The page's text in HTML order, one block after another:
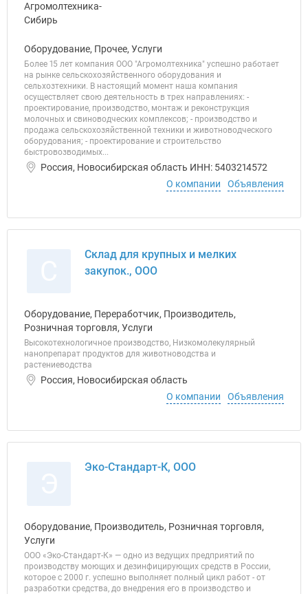
Оборудование, Прочее, Услуги
Более 15 лет компания ООО "Агромолтехника" успешно работает
на рынке сельскохозяйственного оборудования и
сельхозтехники. В настоящий момент наша компания
осуществляет свою деятельность в трех направлениях: -
проектирование, производство, монтаж и реконструкция
молочных и свиноводческих комплексов; - производство и
продажа сельскохозяйственной техники и животноводческого
оборудования; - проектирование и строительство
быстровозводимых...
Россия, Новосибирская область ИНН: 5403214572
О компании
Объявления
Склад для крупных и мелких
закупок., ООО
Оборудование, Переработчик, Производитель,
Розничная торговля, Услуги
Высокотехнологичное производство, Низкомолекулярный
нанопрепарат продуктов для животноводства и
растениеводства
Россия, Новосибирская область
О компании
Объявления
Эко-Стандарт-К, ООО
Оборудование, Производитель, Розничная торговля,
Услуги
ООО «Эко-Стандарт-К» — одно из ведущих предприятий по
производству моющих и дезинфицирующих средств в России,
которое с 2000 г. успешно выполняет полный цикл работ - от
разработки средства, до внедрения его в производство и